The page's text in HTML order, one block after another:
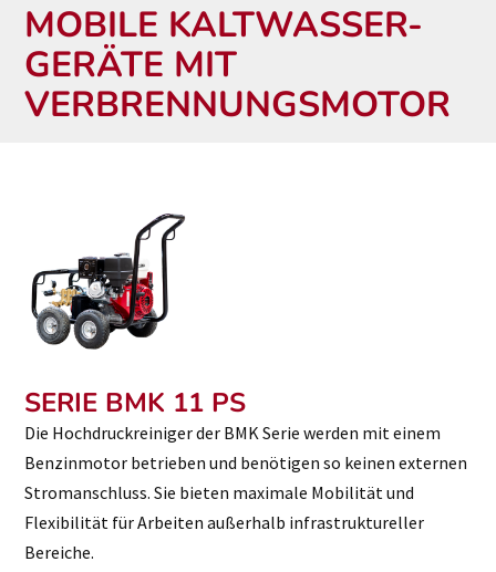
MOBILE KALTWASSER-
GERÄTE MIT
VERBRENNUNGSMOTOR
SERIE BMK 11 PS
Die Hochdruckreiniger der BMK Serie werden mit einem
Benzinmotor betrieben und benötigen so keinen externen
Stromanschluss. Sie bieten maximale Mobilität und
Flexibilität für Arbeiten außerhalb infrastruktureller
Bereiche.